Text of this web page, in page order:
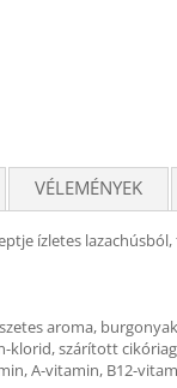
VÉLEMÉNYEK
ízletes
aroma,
klorid, szárított
A-vitamin, B12-